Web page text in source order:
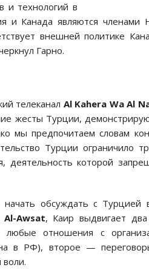
и технологий в
и Канада являются членами
внешней политике
Гарно.
телеканал Al Kahera Wa Al
жесты Турции,
мы предпочитаем словам
Турции ограничило
деятельность которой
обсуждать с Турцией
Al-Awsat, Каир выдвигает
отношения с
в РФ), второе —